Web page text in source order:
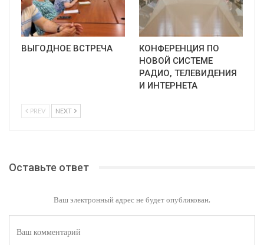
ВЫГОДНОЕ ВСТРЕЧА
КОНФЕРЕНЦИЯ ПО
НОВОЙ СИСТЕМЕ
РАДИО, ТЕЛЕВИДЕНИЯ
И ИНТЕРНЕТА
PREV NEXT
Оставьте ответ
Ваш электронный адрес не будет опубликован.